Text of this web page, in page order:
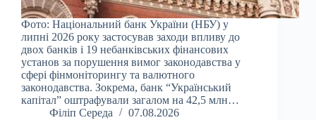
Фото: Національний банк України (НБУ) у
липні 2026 року застосував заходи впливу до
двох банків і 19 небанківських фінансових
установ за порушення вимог законодавства у
сфері фінмоніторингу та валютного
законодавства. Зокрема, банк “Український
капітал” оштрафували загалом на 42,5 млн…
Філіп Середа
07.08.2026